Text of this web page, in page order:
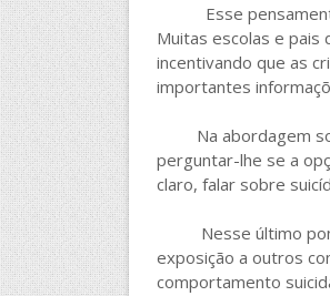
Esse pensamento
Muitas escolas e pais
incentivando que as
importantes
Na abordagem
perguntar-lhe se a
claro, falar sobre
Nesse último
exposição a outros
comportamento